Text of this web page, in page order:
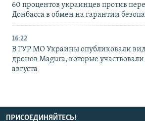
60 процентов украинцев против
Донбасса в обмен на гарантии
16:22
В ГУР МО Украины опубликовали
дронов Magura, которые участвовали
августа
ПРИСОЕДИНЯЙТЕСЬ!